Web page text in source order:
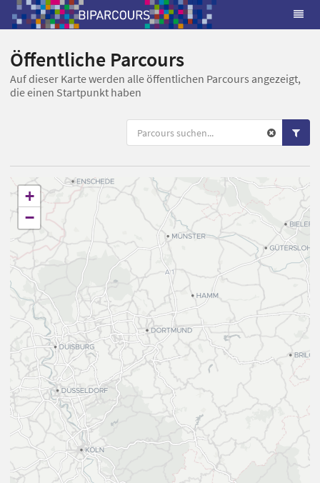
Öffentliche Parcours
Auf dieser Karte werden alle öffentlichen Parcours angezeigt,
die einen Startpunkt haben
+
−